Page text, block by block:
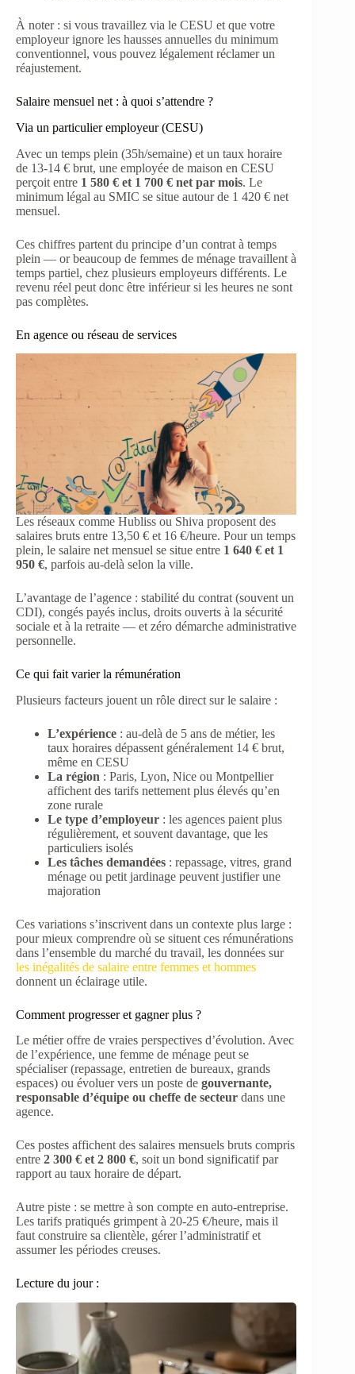
À noter : si vous travaillez via le CESU et que votre
employeur ignore les hausses annuelles du minimum
conventionnel, vous pouvez légalement réclamer un
réajustement.
Salaire mensuel net : à quoi s’attendre ?
Via un particulier employeur (CESU)
Avec un temps plein (35h/semaine) et un taux horaire
de 13-14 € brut, une employée de maison en CESU
perçoit entre 1 580 € et 1 700 € net par mois. Le
minimum légal au SMIC se situe autour de 1 420 € net
mensuel.
Ces chiffres partent du principe d’un contrat à temps
plein — or beaucoup de femmes de ménage travaillent à
temps partiel, chez plusieurs employeurs différents. Le
revenu réel peut donc être inférieur si les heures ne sont
pas complètes.
En agence ou réseau de services
Les réseaux comme Hubliss ou Shiva proposent des
salaires bruts entre 13,50 € et 16 €/heure. Pour un temps
plein, le salaire net mensuel se situe entre 1 640 € et 1
950 €, parfois au-delà selon la ville.
L’avantage de l’agence : stabilité du contrat (souvent un
CDI), congés payés inclus, droits ouverts à la sécurité
sociale et à la retraite — et zéro démarche administrative
personnelle.
Ce qui fait varier la rémunération
Plusieurs facteurs jouent un rôle direct sur le salaire :
L’expérience : au-delà de 5 ans de métier, les
taux horaires dépassent généralement 14 € brut,
même en CESU
La région : Paris, Lyon, Nice ou Montpellier
affichent des tarifs nettement plus élevés qu’en
zone rurale
Le type d’employeur : les agences paient plus
régulièrement, et souvent davantage, que les
particuliers isolés
Les tâches demandées : repassage, vitres, grand
ménage ou petit jardinage peuvent justifier une
majoration
Ces variations s’inscrivent dans un contexte plus large :
pour mieux comprendre où se situent ces rémunérations
dans l’ensemble du marché du travail, les données sur
les inégalités de salaire entre femmes et hommes
donnent un éclairage utile.
Comment progresser et gagner plus ?
Le métier offre de vraies perspectives d’évolution. Avec
de l’expérience, une femme de ménage peut se
spécialiser (repassage, entretien de bureaux, grands
espaces) ou évoluer vers un poste de gouvernante,
responsable d’équipe ou cheffe de secteur dans une
agence.
Ces postes affichent des salaires mensuels bruts compris
entre 2 300 € et 2 800 €, soit un bond significatif par
rapport au taux horaire de départ.
Autre piste : se mettre à son compte en auto-entreprise.
Les tarifs pratiqués grimpent à 20-25 €/heure, mais il
faut construire sa clientèle, gérer l’administratif et
assumer les périodes creuses.
Lecture du jour :